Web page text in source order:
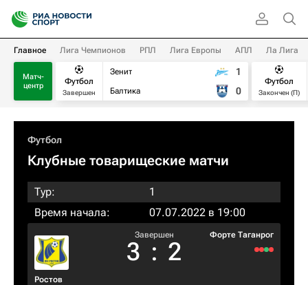
Главное Лига Чемпионов РПЛ Лига Европы АПЛ Ла Лига
Матч-
центр
Футбол
Завершен
Зенит
Балтика
1
0
Футбол
Закончен (П)
Футбол
Клубные товарищеские матчи
Тур:
1
Время начала:
07.07.2022 в 19:00
Ростов
Завершен
3 : 2
Форте Таганрог